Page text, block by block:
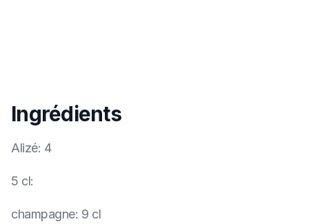
Ingrédients
Alizé: 4
5 cl:
champagne: 9 cl